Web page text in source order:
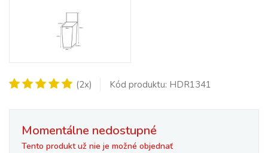
(2x) Kód produktu: HDR1341
Momentálne nedostupné
Tento produkt už nie je možné objednať